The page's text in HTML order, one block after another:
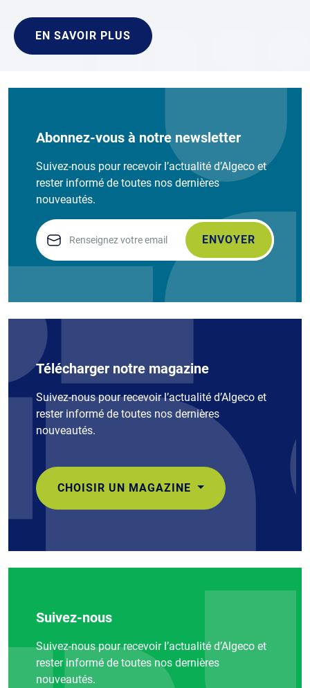
EN SAVOIR PLUS
Abonnez-vous à notre newsletter
Suivez-nous pour recevoir l’actualité d’Algeco et
rester informé de toutes nos dernières
nouveautés.
Télécharger notre magazine
Suivez-nous pour recevoir l’actualité d’Algeco et
rester informé de toutes nos dernières
nouveautés.
CHOISIR UN MAGAZINE
Suivez-nous
Suivez-nous pour recevoir l’actualité d’Algeco et
rester informé de toutes nos dernières
nouveautés.